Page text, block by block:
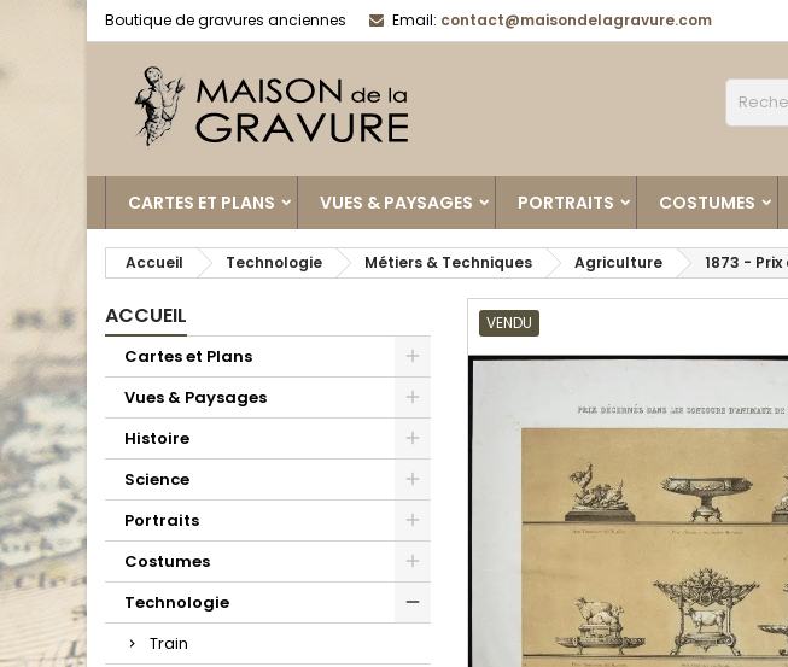
Boutique de gravures anciennes Email: contact@maisondelagravure.com
CARTES ET PLANS VUES & PAYSAGES PORTRAITS COSTUMES
Accueil Technologie Métiers & Techniques Agriculture 1873 -
ACCUEIL
Cartes et Plans
Vues & Paysages
Histoire
Science
Portraits
Costumes
Technologie
Train
VENDU